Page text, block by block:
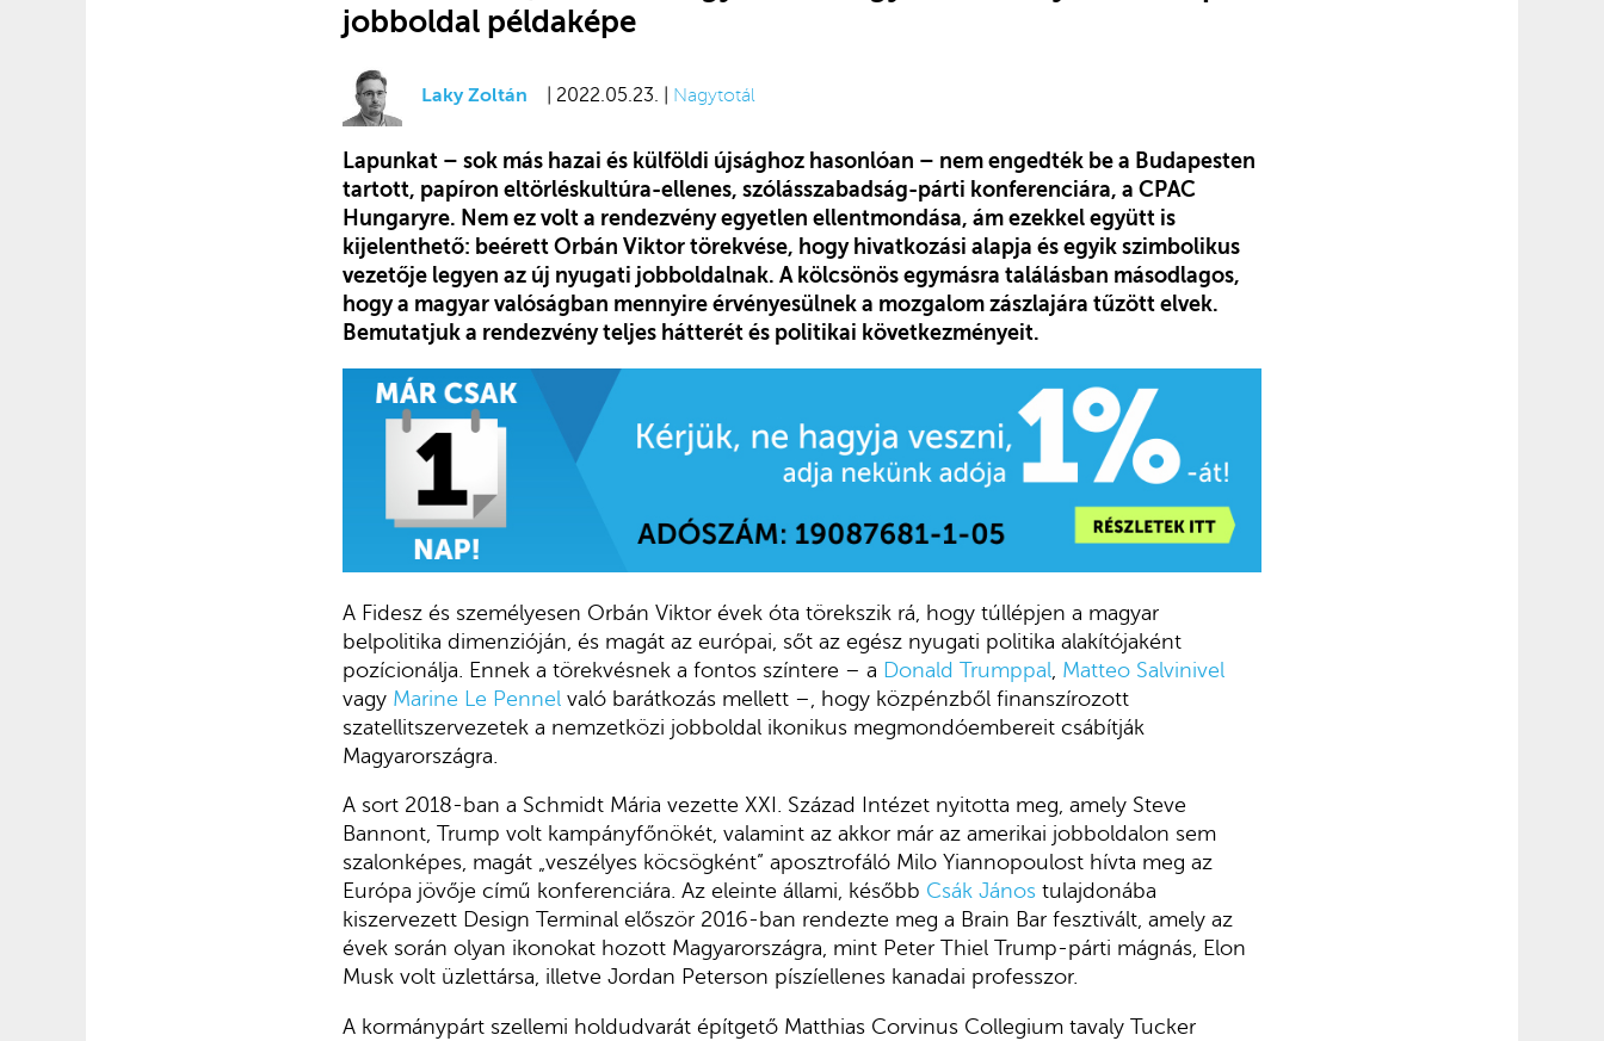
jobboldal példaképe
Laky Zoltán | 2022.05.23. | Nagytotál
Lapunkat – sok más hazai és külföldi újsághoz hasonlóan – nem engedték be a Budapesten
tartott, papíron eltörléskultúra-ellenes, szólásszabadság-párti konferenciára, a CPAC
Hungaryre. Nem ez volt a rendezvény egyetlen ellentmondása, ám ezekkel együtt is
kijelenthető: beérett Orbán Viktor törekvése, hogy hivatkozási alapja és egyik szimbolikus
vezetője legyen az új nyugati jobboldalnak. A kölcsönös egymásra találásban másodlagos,
hogy a magyar valóságban mennyire érvényesülnek a mozgalom zászlajára tűzött elvek.
Bemutatjuk a rendezvény teljes hátterét és politikai következményeit.
A Fidesz és személyesen Orbán Viktor évek óta törekszik rá, hogy túllépjen a magyar
belpolitika dimenzióján, és magát az európai, sőt az egész nyugati politika alakítójaként
pozícionálja. Ennek a törekvésnek a fontos színtere – a Donald Trumppal Matteo Salvinivel
vagy Marine Le Pennel való barátkozás mellett –, hogy közpénzből finanszírozott
szatellitszervezetek a nemzetközi jobboldal ikonikus megmondóembereit csábítják
Magyarországra.
A sort 2018-ban a Schmidt Mária vezette XXI. Század Intézet nyitotta meg, amely Steve
Bannont, Trump volt kampányfőnökét, valamint az akkor már az amerikai jobboldalon sem
szalonképes, magát „veszélyes köcsögként” aposztrofáló Milo Yiannopoulost hívta meg az
Európa jövője című konferenciára. Az eleinte állami, később Csák János tulajdonába
kiszervezett Design Terminal először 2016-ban rendezte meg a Brain Bar fesztivált, amely az
évek során olyan ikonokat hozott Magyarországra, mint Peter Thiel Trump-párti mágnás, Elon
Musk volt üzlettársa, illetve Jordan Peterson píszíellenes kanadai professzor.
A kormánypárt szellemi holdudvarát építgető Matthias Corvinus Collegium tavaly Tucker